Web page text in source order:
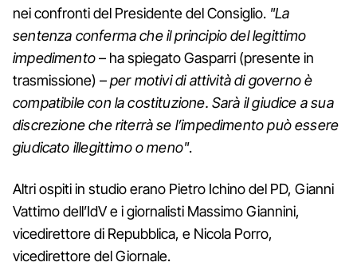
nei confronti del Presidente del Consiglio. "La
sentenza conferma che il principio del legittimo
impedimento– ha spiegato Gasparri (presente in
trasmissione) –per motivi di attività di governo è
compatibile con la costituzione. Sarà il giudice a sua
discrezione che riterrà se l’impedimento può essere
giudicato illegittimo o meno".
Altri ospiti in studio erano Pietro Ichino del PD, Gianni
Vattimo dell’IdV e i giornalisti Massimo Giannini,
vicedirettore di Repubblica, e Nicola Porro,
vicedirettore del Giornale.